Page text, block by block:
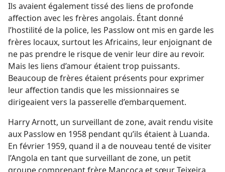
Ils avaient également tissé des liens de profonde
affection avec les frères angolais. Étant donné
l’hostilité de la police, les Passlow ont mis en garde les
frères locaux, surtout les Africains, leur enjoignant de
ne pas prendre le risque de venir leur dire au revoir.
Mais les liens d’amour étaient trop puissants.
Beaucoup de frères étaient présents pour exprimer
leur affection tandis que les missionnaires se
dirigeaient vers la passerelle d’embarquement.
Harry Arnott, un surveillant de zone, avait rendu visite
aux Passlow en 1958 pendant qu’ils étaient à Luanda.
En février 1959, quand il a de nouveau tenté de visiter
l’Angola en tant que surveillant de zone, un petit